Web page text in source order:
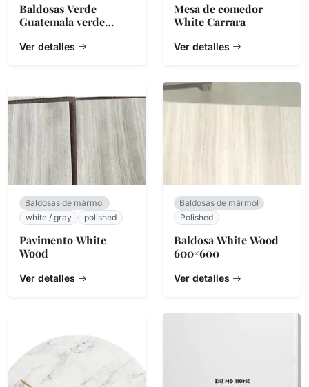
Baldosas Verde
Guatemala verde
Ver detalles
Mesa de comedor
White Carrara
Ver detalles
Baldosas de mármol
white / gray
polished
Pavimento White
Wood
Ver detalles
Baldosas de mármol
Polished
Baldosa White Wood
600×600
Ver detalles